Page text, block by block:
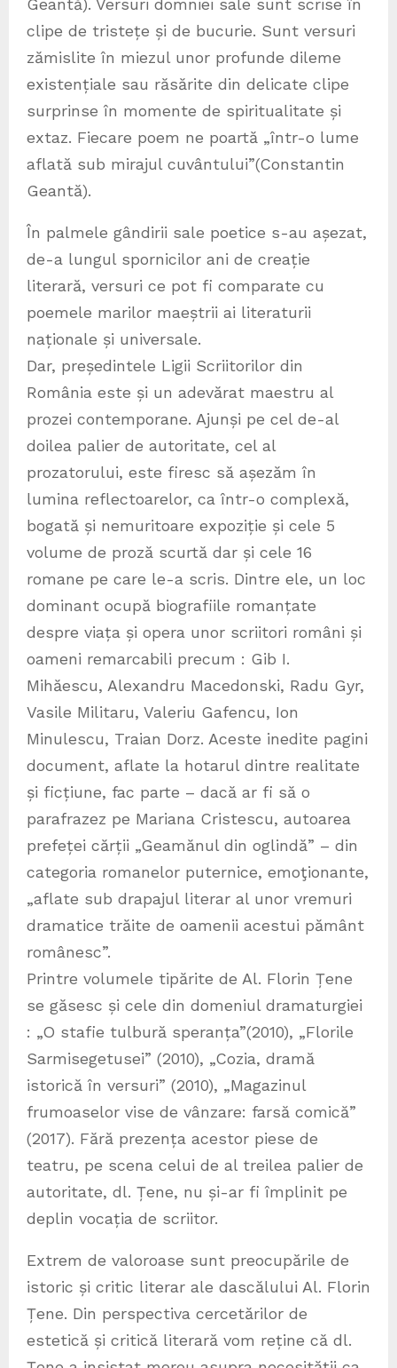
clipe de tristețe și de bucurie. Sunt versuri
zămislite în miezul unor profunde dileme
existențiale sau răsărite din delicate clipe
surprinse în momente de spiritualitate și
extaz. Fiecare poem ne poartă „într-o lume
aflată sub mirajul cuvântului”(Constantin
Geantă).
În palmele gândirii sale poetice s-au așezat,
de-a lungul spornicilor ani de creație
literară, versuri ce pot fi comparate cu
poemele marilor maeștrii ai literaturii
naționale și universale.
Dar, președintele Ligii Scriitorilor din
România este și un adevărat maestru al
prozei contemporane. Ajunși pe cel de-al
doilea palier de autoritate, cel al
prozatorului, este firesc să așezăm în
lumina reflectoarelor, ca într-o complexă,
bogată și nemuritoare expoziție și cele 5
volume de proză scurtă dar și cele 16
romane pe care le-a scris. Dintre ele, un loc
dominant ocupă biografiile romanțate
despre viața și opera unor scriitori români și
oameni remarcabili precum : Gib I.
Mihăescu, Alexandru Macedonski, Radu Gyr,
Vasile Militaru, Valeriu Gafencu, Ion
Minulescu, Traian Dorz. Aceste inedite pagini
document, aflate la hotarul dintre realitate
și ficțiune, fac parte – dacă ar fi să o
parafrazez pe Mariana Cristescu, autoarea
prefeței cărții „Geamănul din oglindă” – din
categoria romanelor puternice, emoţionante,
„aflate sub drapajul literar al unor vremuri
dramatice trăite de oamenii acestui pământ
românesc”.
Printre volumele tipărite de Al. Florin Țene
se găsesc și cele din domeniul dramaturgiei
: „O stafie tulbură speranța”(2010), „Florile
Sarmisegetusei” (2010), „Cozia, dramă
istorică în versuri” (2010), „Magazinul
frumoaselor vise de vânzare: farsă comică”
(2017). Fără prezența acestor piese de
teatru, pe scena celui de al treilea palier de
autoritate, dl. Țene, nu și-ar fi împlinit pe
deplin vocația de scriitor.
Extrem de valoroase sunt preocupările de
istoric și critic literar ale dascălului Al. Florin
Țene. Din perspectiva cercetărilor de
estetică și critică literară vom reține că dl.